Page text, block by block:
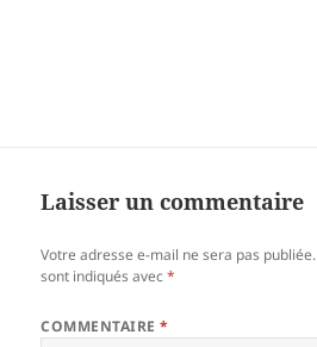
Laisser un commentaire
Votre adresse e-mail ne sera pas publiée.
sont indiqués avec*
COMMENTAIRE*